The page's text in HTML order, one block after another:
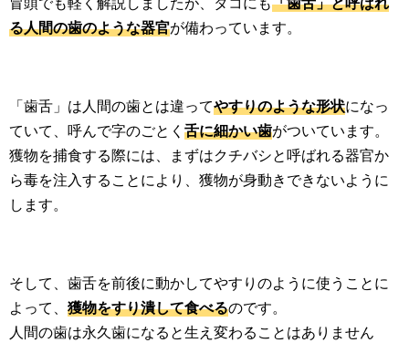
る人間の歯のような器官が備わっています。
「歯舌」は人間の歯とは違ってやすりのような形状になっ
ていて、呼んで字のごとく 舌に細かい歯がついています。
獲物を捕食する際には、まずはクチバシと呼ばれる器官か
ら毒を注入することにより、獲物が身動きできないように
します。
そして、歯舌を前後に動かしてやすりのように使うことに
よって、 獲物をすり潰して食べるのです。
人間の歯は永久歯になると生え変わることはありません